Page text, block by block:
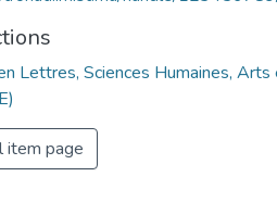
Lettres, Sciences Humaines, Arts
item page